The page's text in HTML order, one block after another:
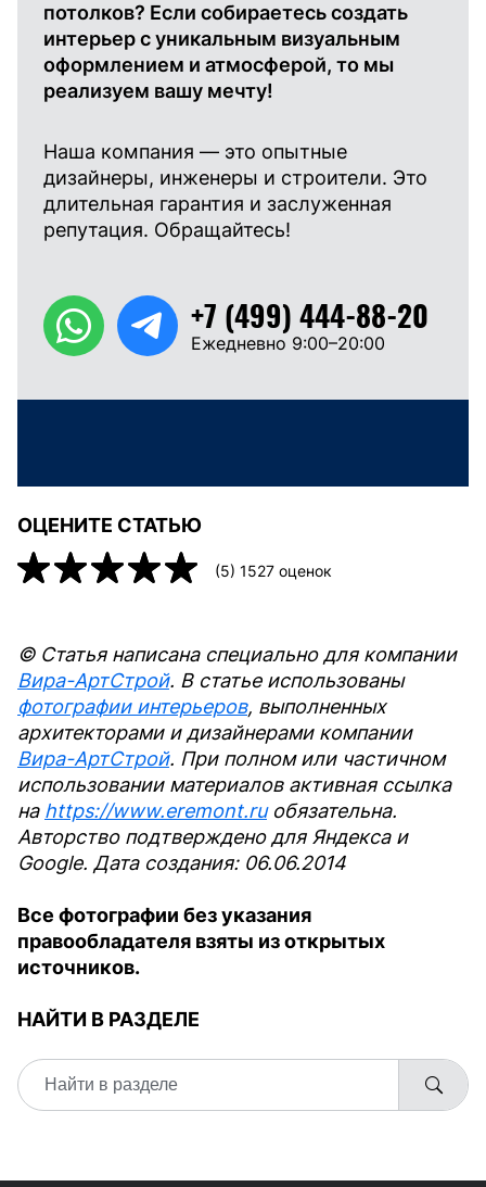
потолков? Если собираетесь создать
интерьер с уникальным визуальным
оформлением и атмосферой, то мы
реализуем вашу мечту!
Наша компания — это опытные
дизайнеры, инженеры и строители. Это
длительная гарантия и заслуженная
репутация. Обращайтесь!
+7 (499) 444-88-20
Ежедневно 9:00–20:00
ОЦЕНИТЕ СТАТЬЮ
(5) 1527 оценок
© Статья написана специально для компании
Вира-АртСтрой. В статье использованы
фотографии интерьеров, выполненных
архитекторами и дизайнерами компании
Вира-АртСтрой. При полном или частичном
использовании материалов активная ссылка
на https://www.eremont.ruобязательна.
Авторство подтверждено для Яндекса и
Google. Дата создания: 06.06.2014
Все фотографии без указания
правообладателя взяты из открытых
источников.
НАЙТИ В РАЗДЕЛЕ